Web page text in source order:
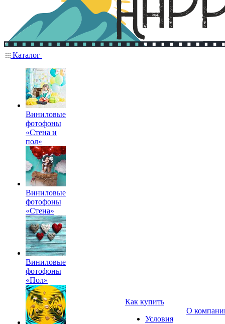
Каталог
Виниловые
фотофоны
«Стена и
пол»
Виниловые
фотофоны
«Стена»
Виниловые
фотофоны
«Пол»
Как купить
Условия
О